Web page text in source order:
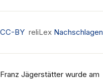
CC-BY reliLex Nachschlagen
Franz Jägerstätter wurde am